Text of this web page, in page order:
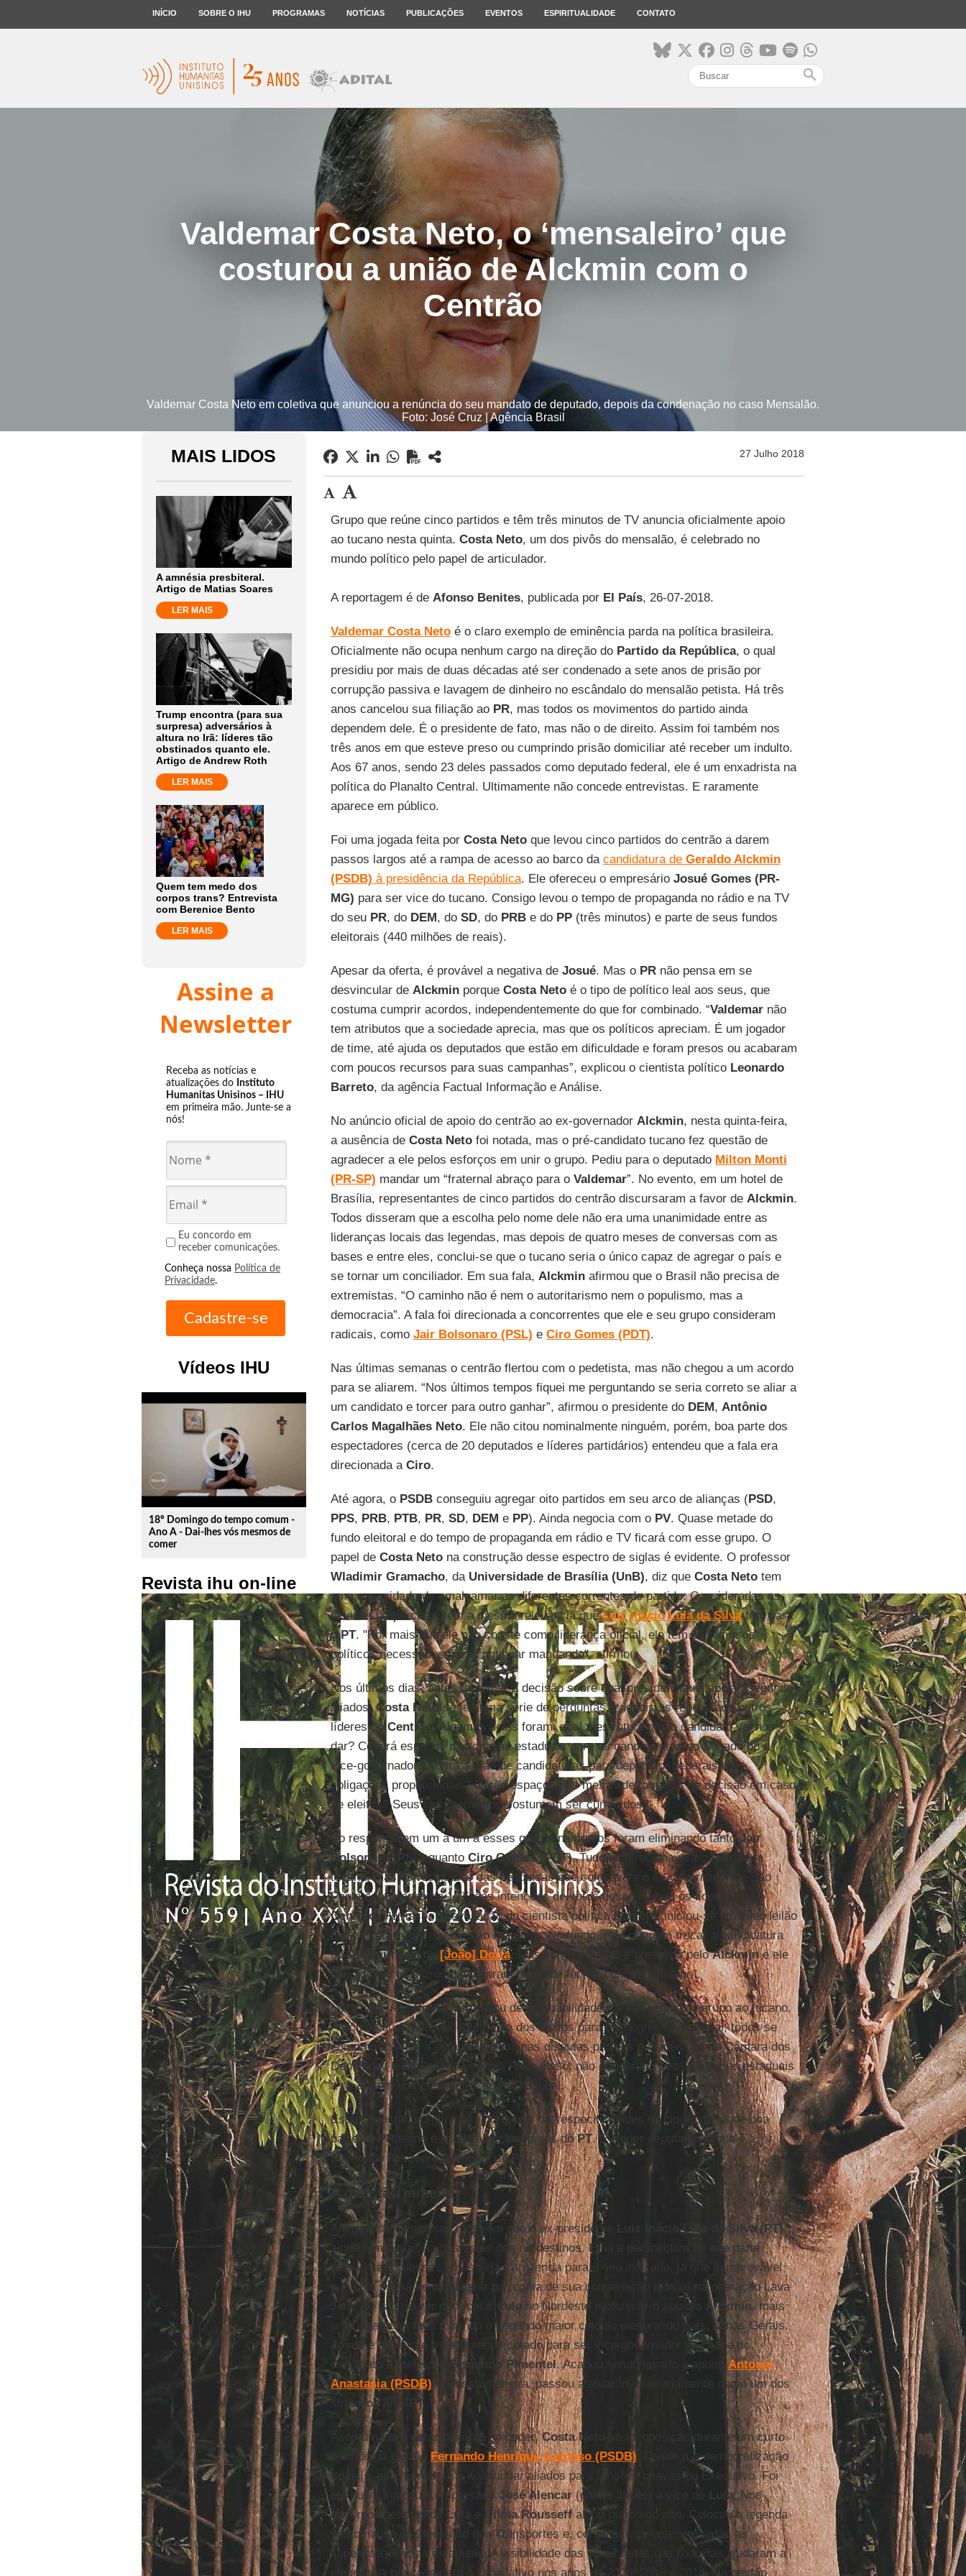
INÍCIO SOBRE O IHU PROGRAMAS NOTÍCIAS PUBLICAÇÕES EVENTOS ESPIRITUALIDADE CONTATO
search
Valdemar Costa Neto, o ‘mensaleiro’ que
costurou a união de Alckmin com o
Centrão
Valdemar Costa Neto em coletiva que anunciou a renúncia do seu mandato de deputado, depois da condenação no caso Mensalão.
Foto: José Cruz | Agência Brasil
MAIS LIDOS
A amnésia presbiteral.
Artigo de Matias Soares
LER MAIS
Trump encontra (para sua
surpresa) adversários à
altura no Irã: líderes tão
obstinados quanto ele.
Artigo de Andrew Roth
LER MAIS
Quem tem medo dos
corpos trans? Entrevista
com Berenice Bento
LER MAIS
Assine a
Newsletter
Receba as notícias e
atualizações do Instituto
Humanitas Unisinos – IHU
em primeira mão. Junte-se a
nós!
Eu concordo em
receber comunicações.
Conheça nossa Política de
Privacidade.
Vídeos IHU
play_circle_outline
18º Domingo do tempo comum -
Ano A - Dai-lhes vós mesmos de
comer
Revista ihu on-line
27 Julho 2018
Grupo que reúne cinco partidos e têm três minutos de TV anuncia oficialmente apoio
ao tucano nesta quinta. Costa Neto, um dos pivôs do mensalão, é celebrado no
mundo político pelo papel de articulador.
A reportagem é de Afonso Benites, publicada por El País, 26-07-2018.
Valdemar Costa Netoé o claro exemplo de eminência parda na política brasileira.
Oficialmente não ocupa nenhum cargo na direção do Partido da República, o qual
presidiu por mais de duas décadas até ser condenado a sete anos de prisão por
corrupção passiva e lavagem de dinheiro no escândalo do mensalão petista. Há três
anos cancelou sua filiação ao PR, mas todos os movimentos do partido ainda
dependem dele. É o presidente de fato, mas não o de direito. Assim foi também nos
três anos em que esteve preso ou cumprindo prisão domiciliar até receber um indulto.
Aos 67 anos, sendo 23 deles passados como deputado federal, ele é um enxadrista na
política do Planalto Central. Ultimamente não concede entrevistas. E raramente
aparece em público.
Foi uma jogada feita por Costa Netoque levou cinco partidos do centrão a darem
passos largos até a rampa de acesso ao barco da candidatura de Geraldo Alckmin
(PSDB) à presidência da República. Ele ofereceu o empresário Josué Gomes (PR-
MG) para ser vice do tucano. Consigo levou o tempo de propaganda no rádio e na TV
do seu PR, do DEM, do SD, do PRBe do PP(três minutos) e parte de seus fundos
eleitorais (440 milhões de reais).
Apesar da oferta, é provável a negativa de Josué. Mas o PRnão pensa em se
desvincular de Alckminporque Costa Netoé o tipo de político leal aos seus, que
costuma cumprir acordos, independentemente do que for combinado. “Valdemarnão
tem atributos que a sociedade aprecia, mas que os políticos apreciam. É um jogador
de time, até ajuda os deputados que estão em dificuldade e foram presos ou acabaram
com poucos recursos para suas campanhas”, explicou o cientista político Leonardo
Barreto, da agência Factual Informação e Análise.
No anúncio oficial de apoio do centrão ao ex-governador Alckmin, nesta quinta-feira,
a ausência de Costa Netofoi notada, mas o pré-candidato tucano fez questão de
agradecer a ele pelos esforços em unir o grupo. Pediu para o deputado Milton Monti
(PR-SP) mandar um “fraternal abraço para o Valdemar”. No evento, em um hotel de
Brasília, representantes de cinco partidos do centrão discursaram a favor de Alckmin.
Todos disseram que a escolha pelo nome dele não era uma unanimidade entre as
lideranças locais das legendas, mas depois de quatro meses de conversas com as
bases e entre eles, conclui-se que o tucano seria o único capaz de agregar o país e
se tornar um conciliador. Em sua fala, Alckminafirmou que o Brasil não precisa de
extremistas. “O caminho não é nem o autoritarismo nem o populismo, mas a
democracia”. A fala foi direcionada a concorrentes que ele e seu grupo consideram
radicais, como Jair Bolsonaro (PSL) e Ciro Gomes (PDT).
Nas últimas semanas o centrão flertou com o pedetista, mas não chegou a um acordo
para se aliarem. “Nos últimos tempos fiquei me perguntando se seria correto se aliar a
um candidato e torcer para outro ganhar”, afirmou o presidente do DEM, Antônio
Carlos Magalhães Neto. Ele não citou nominalmente ninguém, porém, boa parte dos
espectadores (cerca de 20 deputados e líderes partidários) entendeu que a fala era
direcionada a Ciro.
Até agora, o PSDBconseguiu agregar oito partidos em seu arco de alianças (PSD,
PPS, PRB, PTB, PR, SD, DEM e PP). Ainda negocia com o PV. Quase metade do
fundo eleitoral e do tempo de propaganda em rádio e TV ficará com esse grupo. O
papel de Costa Netona construção desse espectro de siglas é evidente. O professor
Wladimir Gramacho, da Universidade de Brasília (UnB), diz que Costa Netotem
uma capacidade de amalgamar as diferentes correntes do partido. Consideradas as
devidas proporções, tem a mesma relevância queLuiz Inácio Lula da Silvatem para
oPT. "Por mais que ele não conste como liderança oficial, ele tem os recursos
políticos necessários para continuar mandando", afirmou.
Nos últimos dias, antes de tomar a decisão sobre qual presidenciável apoiar, segundo
aliados,Costa Netose fez uma série de perguntas e depois as repetiu aos outros
líderes do Centrão . Algumas delas foram: qual a estrutura que o candidato vai nos
dar? Cederá espaços nas chapas estaduais para as candidaturas ao Senado ou a
vice-governador? Abrirá a mão de candidaturas para deputados federais em
coligações proporcionais? Darão espaços nas mesas de tomadas de decisão em caso
de eleitos? Seus compromissos costumam ser cumpridos?
Ao responderem um a um a esses questionamentos foram eliminando tantoJair
Bolsonaro (PSL)quanto Ciro Gomes (PDT). Tudo os direcionava à candidatura
tucana, mas os resultados das pesquisas que colocavam o ex-governador de São
Paulo com menos de 10% das intenções de votos desanimaram os líderes do
Centrão . Por isso, na avaliação do cientista políticoBarreto, iniciou-se um falso leilão
entre os três concorrentes ao Planalto. “No fundo, eles queriam trocar a candidatura
doAlckminpela do [João] Doria. Mas como o PSDB é presidido peloAlckmine ele
não aceitou essa troca, acabaram tendo de fechar com ele, mesmo”.
Mais uma vez,Costa Netousou de sua habilidade para assegurar o grupo ao tucano.
Articulou que, independentemente dos eleitos para o Congresso Nacional, todos se
comprometeriam a estarem unidos nas disputas para as presidências da Câmara dos
Deputados e do Senado Federal. Além disso, não obrigariam seus diretórios estaduais
a se unirem aos candidatos doPSDB local.
Essa sugestão surgiu muito por conta das especificidades do Nordeste, onde boa
parte do
PR ainda é ligada aos candidatos doPT. E eleger deputados ainda é a
prioridade dos representantes doPR.
A questão mineira
Além disso, pesquisas mostram que o ex-presidente
Luiz Inácio Lula da Silva (PT)
ainda tem a maioria dos votos dos nordestinos. E há a perspectiva de que parte
considerável desses votos seja transferida para o seu indicado, já que é improvável
que Lula possa se candidatar por conta de sua condenação judicial na operação Lava
Jato. Ao não querer confrontar
Lulano Nordeste e oferecer o apoio a Alckmin, mais
uma jogada foi feita mirando o segundo maior colégio eleitoral do país, Minas Gerais.
Josuéé mineiro e estava sendo cotado para ser vice-governador na chapa do
candidato à reeleição
Fernando Pimentel. Acabou sendo levado a apoiar Antonio
Anastasia (PSDB) e, dessa maneira, passou a atuar involuntariamente como um dos
símbolos
anti-PT
Acostumado a estar próximo ao poder,Costa Neto
só foi oposição durante um curto
período na gestão Fernando Henrique Cardoso (PSDB) . Desde a redemocratização
do país, acostumou-se a apadrinhar aliados para funções chaves no Executivo. Foi
ele quem indicou o empresário José Alencar(pai de Josué) a vice de Lula. Nos
governos petistas de Lula Dilma Rousseffalçou outro voo alto. Colocou a legenda
no comando do Ministério dos Transportes e, consecutivamente, em todas as
superintendências estaduais. A visibilidade das obras feitas nas rodovias ajudaram a
eleger sua bancada para o Legislativo nos anos de 2006, 2010 e 2014. Na gestão